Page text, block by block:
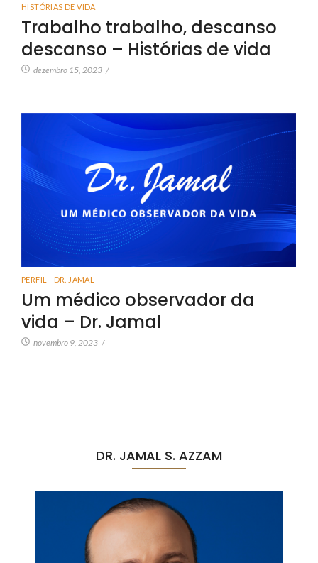
HISTÓRIAS DE VIDA
Trabalho trabalho, descanso
descanso – Histórias de vida
dezembro 15, 2023 /
PERFIL - DR. JAMAL
Um médico observador da
vida – Dr. Jamal
novembro 9, 2023 /
DR. JAMAL S. AZZAM